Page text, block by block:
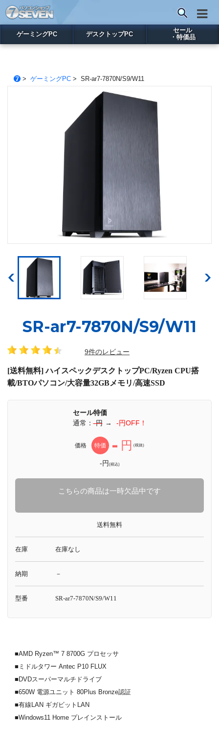
ゲーミングPC デスクトップPC
セール
・特価品
> ゲーミングPC> SR-ar7-7870N/S9/W11
SR-ar7-7870N/S9/W11
9件のレビュー
[送料無料] ハイスペックデスクトップPC/Ryzen CPU搭
載/BTOパソコン/大容量32GBメモリ/高速SSD
セール特価
通常：-円 → -円OFF！
価格 特価 - 円 (税抜)
-円(税込)
こちらの商品は一時欠品中です
送料無料
在庫 在庫なし
納期 －
型番 SR-ar7-7870N/S9/W11
■AMD Ryzen™ 7 8700G プロセッサ
■ミドルタワー Antec P10 FLUX
■DVDスーパーマルチドライブ
■650W 電源ユニット 80Plus Bronze認証
■有線LAN ギガビットLAN
■Windows11 Home プレインストール